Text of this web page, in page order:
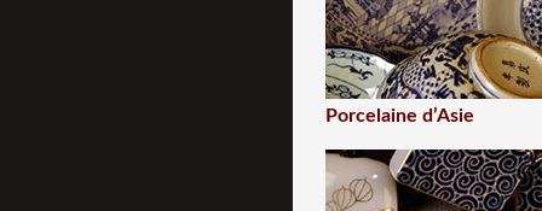
Porcelaine d’Asie